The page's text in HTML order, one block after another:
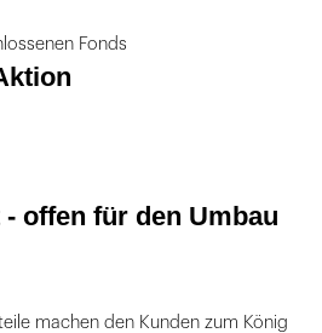
Fonds
offen für den Umbau
machen den Kunden zum König